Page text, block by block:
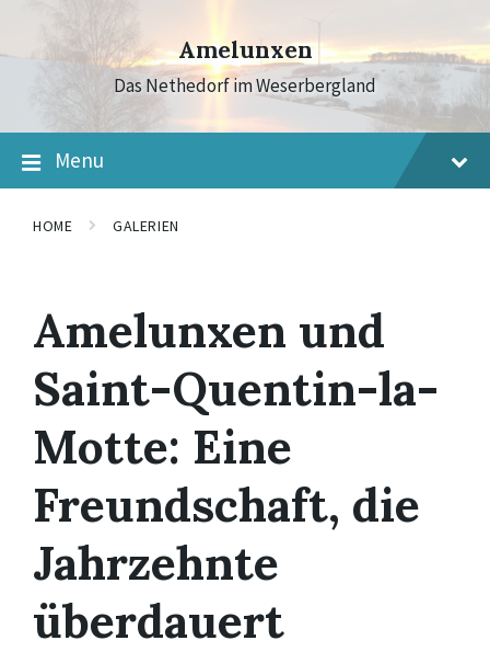
content
main
footer
Amelunxen
Das Nethedorf im Weserbergland
Menu
HOME GALERIEN
Amelunxen und
Saint-Quentin-la-
Motte: Eine
Freundschaft, die
Jahrzehnte
überdauert